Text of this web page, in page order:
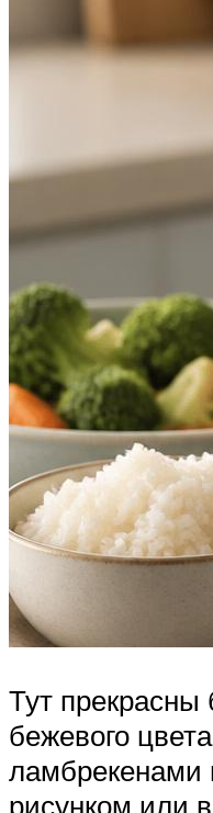
Тут прекрасны
бежевого
рисунком или